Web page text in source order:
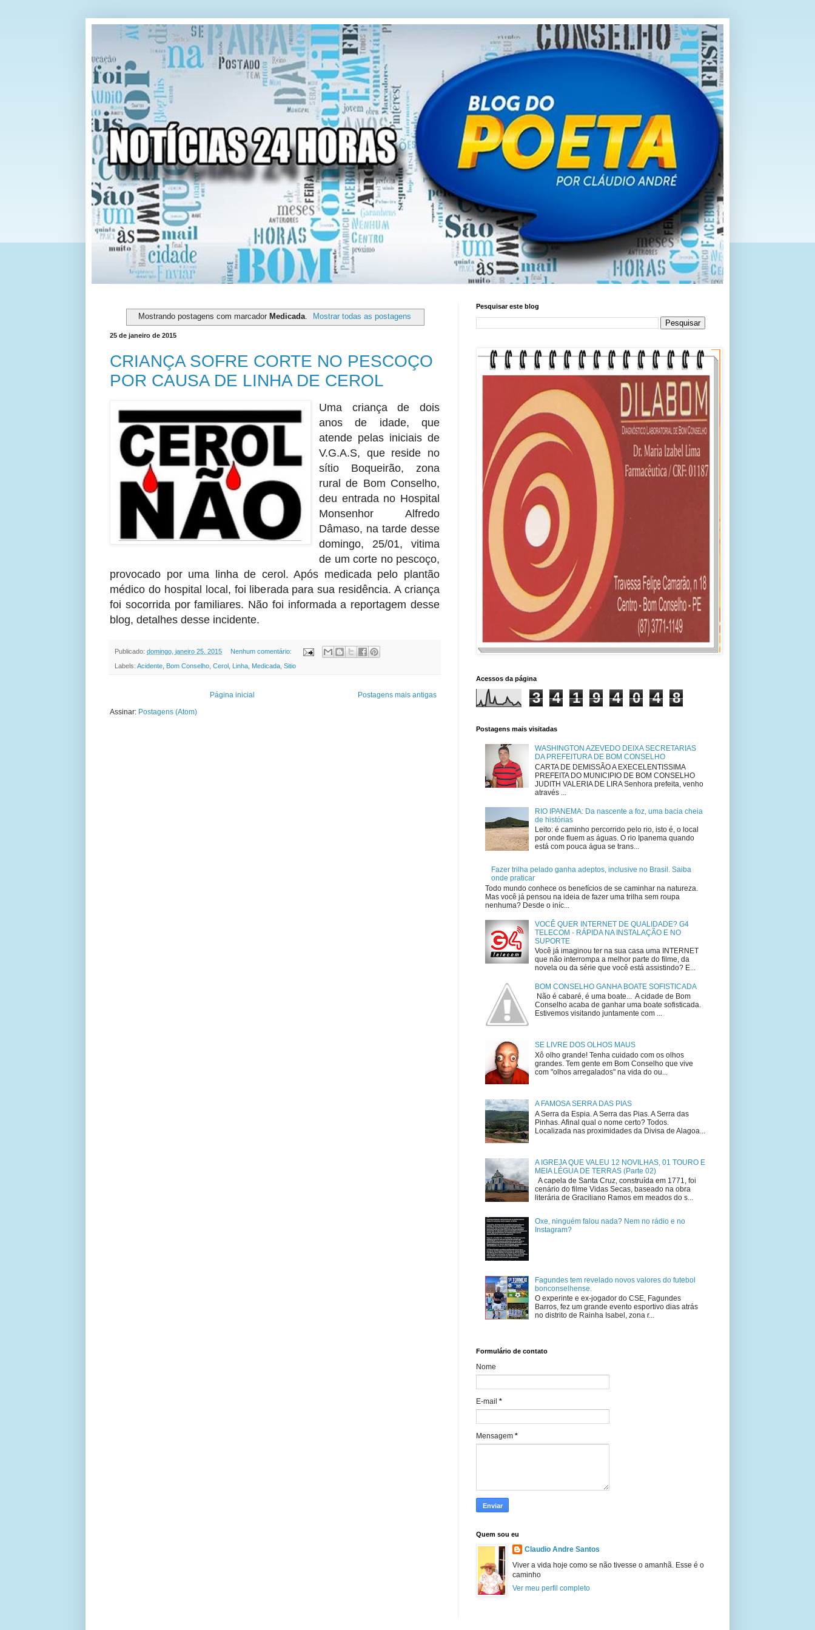
Mostrando postagens com marcador Medicada. Mostrar todas as postagens
25 de janeiro de 2015
CRIANÇA SOFRE CORTE NO PESCOÇO
POR CAUSA DE LINHA DE CEROL
Uma criança de dois
anos de idade, que
atende pelas iniciais de
V.G.A.S, que reside no
sítio Boqueirão, zona
rural de Bom Conselho,
deu entrada no Hospital
Monsenhor Alfredo
Dâmaso, na tarde desse
domingo, 25/01, vitima
de um corte no pescoço,
provocado por uma linha de cerol. Após medicada pelo plantão
médico do hospital local, foi liberada para sua residência. A criança
foi socorrida por familiares. Não foi informada a reportagem desse
blog, detalhes desse incidente.
Publicado: domingo, janeiro 25, 2015 Nenhum comentário:
Labels: Acidente, Bom Conselho, Cerol , Linha, Medicada, Sitio
Postagens mais antigas
Página inicial
Assinar: Postagens (Atom)
Pesquisar este blog
Acessos da página
3 4 1 9 4 0 4 8
Postagens mais visitadas
WASHINGTON AZEVEDO DEIXA SECRETARIAS
DA PREFEITURA DE BOM CONSELHO
CARTA DE DEMISSÃO A EXECELENTISSIMA
PREFEITA DO MUNICIPIO DE BOM CONSELHO
JUDITH VALERIA DE LIRA Senhora prefeita, venho
através ...
RIO IPANEMA: Da nascente a foz, uma bacia cheia
de histórias
Leito: é caminho percorrido pelo rio, isto é, o local
por onde fluem as águas. O rio Ipanema quando
está com pouca água se trans...
Fazer trilha pelado ganha adeptos, inclusive no Brasil. Saiba
onde praticar
Todo mundo conhece os benefícios de se caminhar na natureza.
Mas você já pensou na ideia de fazer uma trilha sem roupa
nenhuma? Desde o iníc...
VOCÊ QUER INTERNET DE QUALIDADE? G4
TELECOM - RÁPIDA NA INSTALAÇÃO E NO
SUPORTE
Você já imaginou ter na sua casa uma INTERNET
que não interrompa a melhor parte do filme, da
novela ou da série que você está assistindo? E...
BOM CONSELHO GANHA BOATE SOFISTICADA
Não é cabaré, é uma boate... A cidade de Bom
Conselho acaba de ganhar uma boate sofisticada.
Estivemos visitando juntamente com ...
SE LIVRE DOS OLHOS MAUS
Xô olho grande! Tenha cuidado com os olhos
grandes. Tem gente em Bom Conselho que vive
com "olhos arregalados" na vida do ou...
A FAMOSA SERRA DAS PIAS
A Serra da Espia. A Serra das Pias. A Serra das
Pinhas. Afinal qual o nome certo? Todos.
Localizada nas proximidades da Divisa de Alagoa...
A IGREJA QUE VALEU 12 NOVILHAS, 01 TOURO E
MEIA LÉGUA DE TERRAS (Parte 02)
A capela de Santa Cruz, construída em 1771, foi
cenário do filme Vidas Secas, baseado na obra
literária de Graciliano Ramos em meados do s...
Oxe, ninguém falou nada? Nem no rádio e no
Instagram?
Fagundes tem revelado novos valores do futebol
bonconselhense.
O experinte e ex-jogador do CSE, Fagundes
Barros, fez um grande evento esportivo dias atrás
no distrito de Rainha Isabel, zona r...
Formulário de contato
Nome
E-mail *
Mensagem *
Quem sou eu
Claudio Andre Santos
Viver a vida hoje como se não tivesse o amanhã. Esse é o
caminho
Ver meu perfil completo